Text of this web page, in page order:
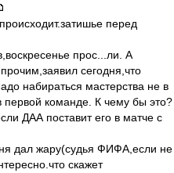
перед
прос...ли. А
сегодня,что
набираться мастерства не в
команде. К чему бы это?
ДАА поставит его в матче с
дал жару(судья ФИФА,если не
скажет